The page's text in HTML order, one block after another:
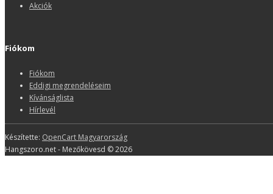
Akciók
Fiókom
Fiókom
Eddigi megrendeléseim
Kívánságlista
Hírlevél
Készítette: OpenCart Magyarország
Hangszoro.net - Mezőkövesd © 2026